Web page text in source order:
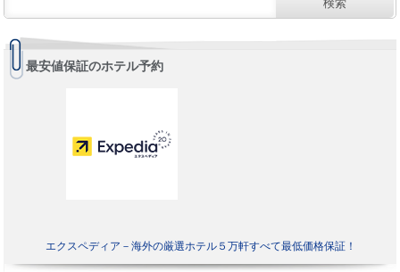
最安値保証のホテル予約
エクスペディア－海外の厳選ホテル５万軒すべて最低価格保証！